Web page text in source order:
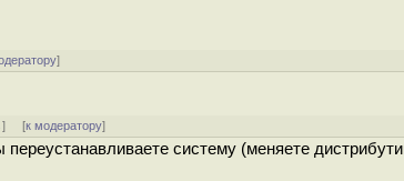
]
] [к модератору]
переустанавливаете систему (меняете